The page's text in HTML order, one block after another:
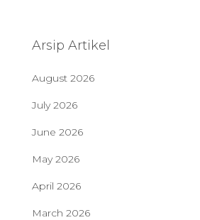
Arsip Artikel
August 2026
July 2026
June 2026
May 2026
April 2026
March 2026